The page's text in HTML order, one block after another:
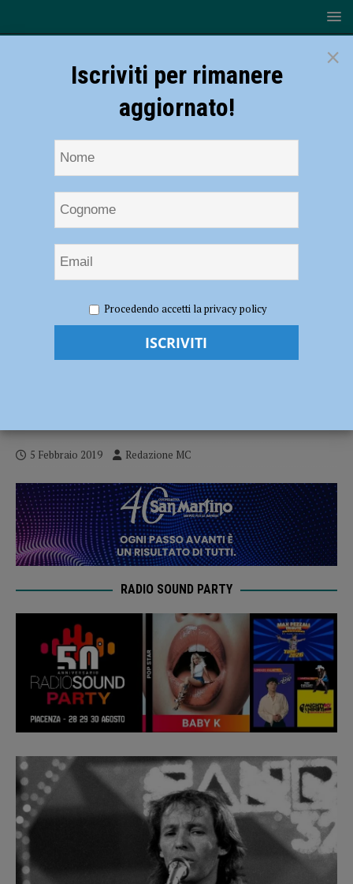
oppure no? Da Vasco a Zucchero top e flop. Radio Sound lo racconta
con collegamenti in diretta
Sanremo, seguirlo oppure no? Da Vasco a
5 Febbraio 2019 Redazione MC
RADIO SOUND PARTY
×
Iscriviti per rimanere
aggiornato!
Procedendo accetti la privacy policy